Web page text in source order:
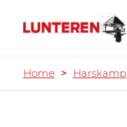
Home > Harskamp